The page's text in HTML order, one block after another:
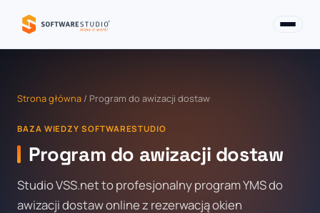
Strona główna / Program do awizacji dostaw
BAZA WIEDZY SOFTWARESTUDIO
Program do awizacji dostaw
Studio VSS.net to profesjonalny program YMS do
awizacji dostaw online z rezerwacją okien